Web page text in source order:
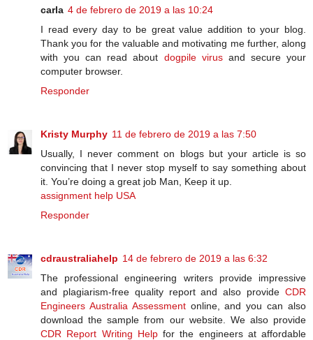
carla 4 de febrero de 2019 a las 10:24
I read every day to be great value addition to your blog.
Thank you for the valuable and motivating me further, along
with you can read about dogpile virusand secure your
computer browser.
Responder
Kristy Murphy 11 de febrero de 2019 a las 7:50
Usually, I never comment on blogs but your article is so
convincing that I never stop myself to say something about
it. You’re doing a great job Man, Keep it up.
assignment help USA
Responder
cdraustraliahelp 14 de febrero de 2019 a las 6:32
The professional engineering writers provide impressive
and plagiarism-free quality report and also provide CDR
Engineers Australia Assessment online, and you can also
download the sample from our website. We also provide
CDR Report Writing Helpfor the engineers at affordable